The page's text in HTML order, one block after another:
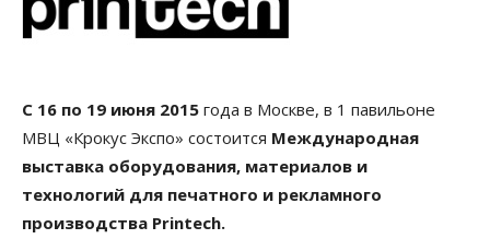
С 16 по 19 июня 2015 года в Москве, в 1 павильоне
МВЦ «Крокус Экспо» состоится Международная
выставка оборудования, материалов и
технологий для печатного и рекламного
производства Printech.